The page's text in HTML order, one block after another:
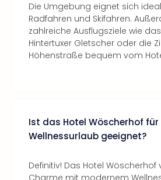
Die Umgebung eignet sich
Radfahren und Skifahren.
zahlreiche Ausflugsziele wie
Hintertuxer Gletscher oder die
Höhenstraße bequem vom
Ist das Hotel Wöscherhof für
Wellnessurlaub geeignet?
Definitiv! Das Hotel
Charme mit modernem